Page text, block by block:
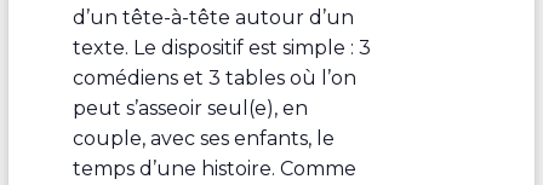
d’un tête-à-tête autour d’un
texte. Le dispositif est simple : 3
comédiens et 3 tables où l’on
peut s’asseoir seul(e), en
couple, avec ses enfants, le
temps d’une histoire. Comme